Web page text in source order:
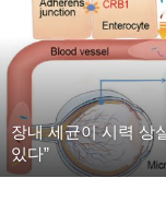
장내 세균이 시력 상
있다”